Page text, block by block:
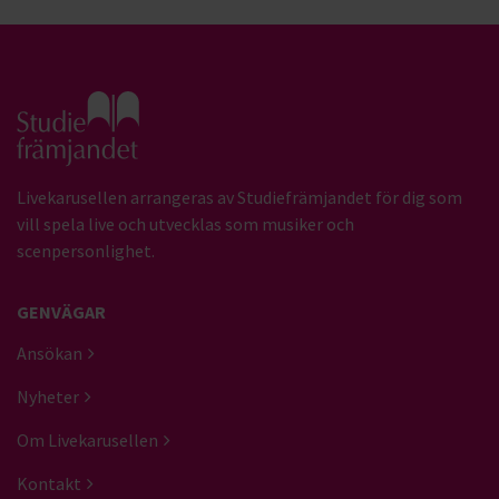
Gå till studiefrämjandets startsida
Livekarusellen arrangeras av Studiefrämjandet för dig som
vill spela live och utvecklas som musiker och
scenpersonlighet.
GENVÄGAR
Ansökan
Nyheter
Om Livekarusellen
Kontakt